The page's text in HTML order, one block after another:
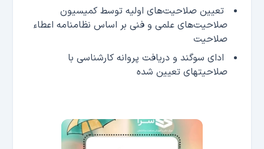
تعیین صلاحیت‌های اولیه توسط کمیسیون
صلاحیت‌های علمی و فنی بر اساس نظامنامه اعطاء
صلاحیت
ادای سوگند و دریافت پروانه کارشناسی با
صلاحیتهای تعیین شده